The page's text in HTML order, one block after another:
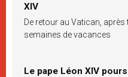
XIV
De retour au Vatican, après
semaines de vacances
Le pape Léon XIV